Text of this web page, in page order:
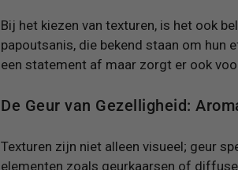
Bij het kiezen van texturen, is het ook
papoutsanis, die bekend staan om hun
een statement af maar zorgt er ook
De Geur van Gezelligheid:
Texturen zijn niet alleen visueel; geur
elementen zoals geurkaarsen of